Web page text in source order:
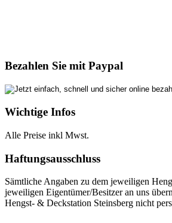
Bezahlen Sie mit Paypal
Wichtige Infos
Alle Preise inkl Mwst.
Haftungsausschluss
Sämtliche Angaben zu dem jeweiligen
jeweiligen Eigentümer/Besitzer an uns
Hengst- & Deckstation Steinsberg nicht